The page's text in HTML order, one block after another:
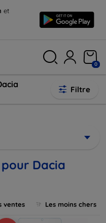
et
0
Filtre
Dacia
ventes Les moins chers